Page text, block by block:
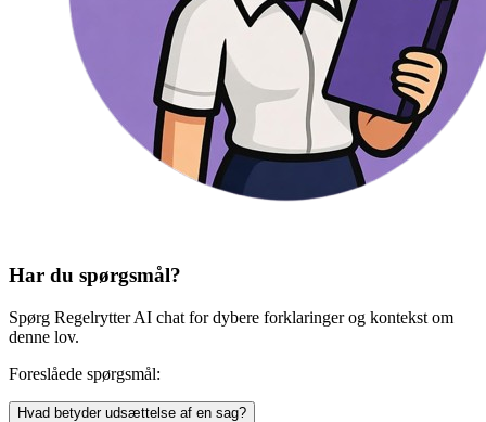
Har du spørgsmål?
Spørg Regelrytter AI chat for dybere forklaringer og kontekst om
denne lov.
Foreslåede spørgsmål:
Hvad betyder udsættelse af en sag?